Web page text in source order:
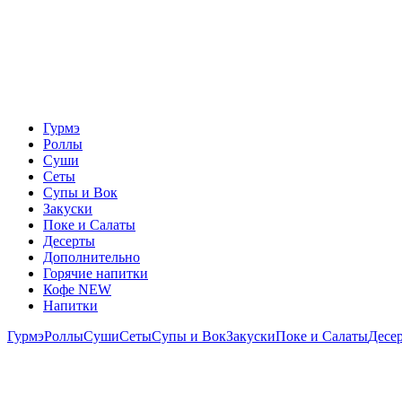
Гурмэ
Роллы
Суши
Сеты
Супы и Вок
Закуски
Поке и Салаты
Десерты
Дополнительно
Горячие напитки
Кофе NEW
Напитки
ГурмэРоллыСушиСетыСупы и ВокЗакускиПоке и Салаты